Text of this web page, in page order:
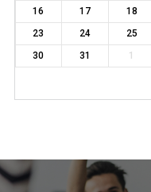
16
17 18
23
24 25
30
31 1